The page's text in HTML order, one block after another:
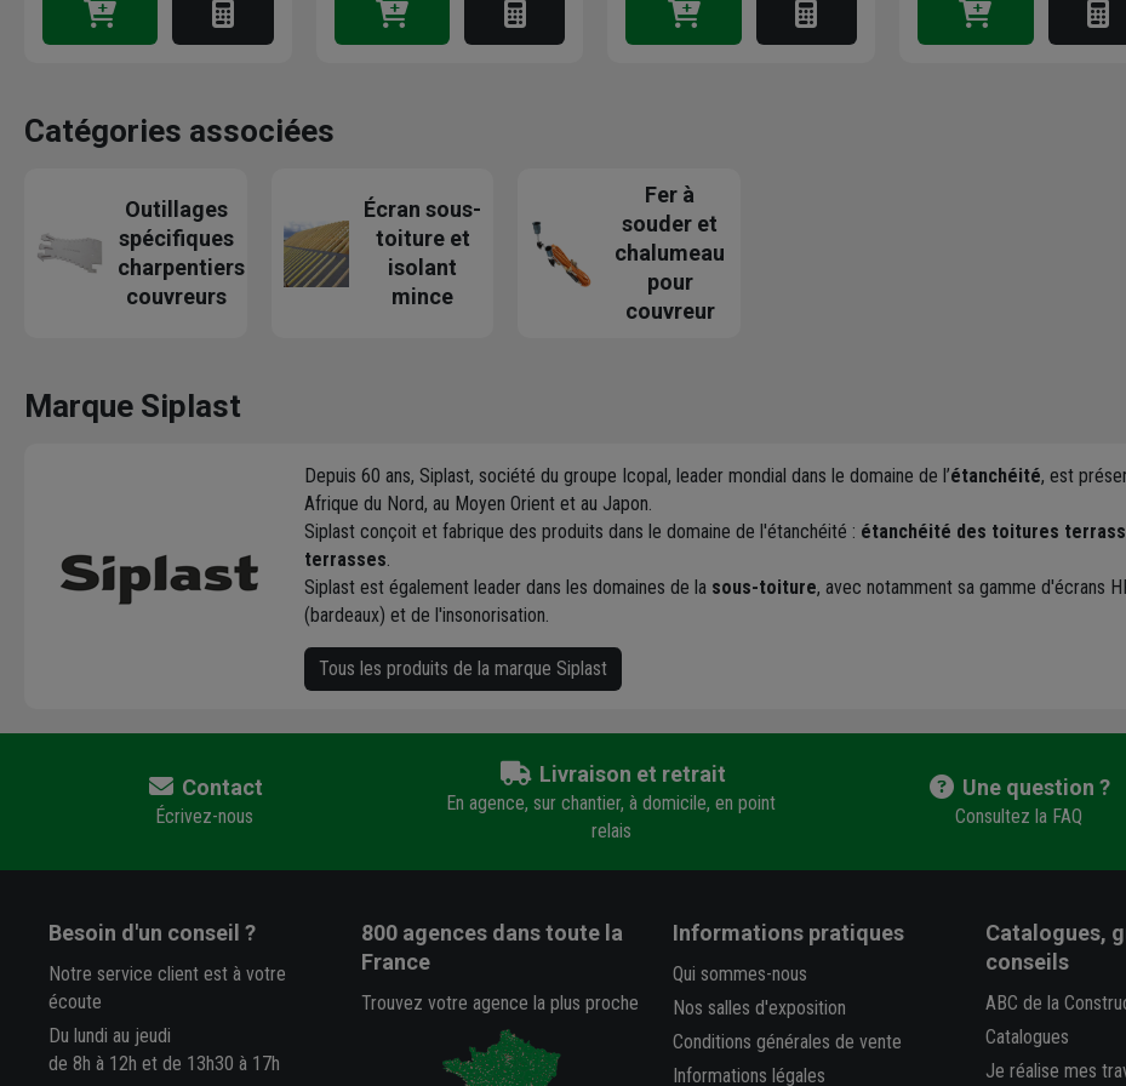
Catégories associées
Outillages
spécifiques
charpentiers
couvreurs
Écran sous-
toiture et
isolant
mince
Fer à
souder et
chalumeau
pour
couvreur
Marque Siplast
Depuis 60 ans, Siplast, société du groupe Icopal, leader mondial dans le domaine de l’étanchéité, est
Afrique du Nord, au Moyen Orient et au Japon.
Siplast conçoit et fabrique des produits dans le domaine de l'étanchéité : étanchéité des toitures
terrasses.
Siplast est également leader dans les domaines de la sous-toiture, avec notamment sa gamme d'écrans
(bardeaux) et de l'insonorisation.
Tous les produits de la marque Siplast
Contact
Écrivez-nous
Livraison et retrait
En agence, sur chantier, à domicile, en point
relais
Une question ?
Consultez la FAQ
Besoin d'un conseil ?
Notre service client est à votre
écoute
Du lundi au jeudi
de 8h à 12h et de 13h30 à 17h
800 agencesdans toute la
France
Trouvez votre agence la plus proche
Informations pratiques
Qui sommes-nous
Nos salles d'exposition
Conditions générales de vente
Informations légales
Catalogues,
conseils
ABC de la
Catalogues
Je réalise mes